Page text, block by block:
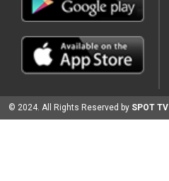
© 2024. All Rights Reserved by SPOT TV